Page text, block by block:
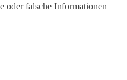
oder falsche Informationen